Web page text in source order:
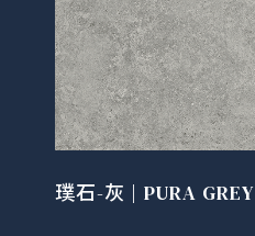
璞石-灰 | PURA GREY